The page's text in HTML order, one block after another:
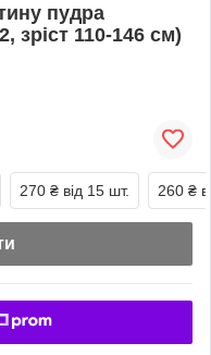
пудра
зріст 110-146 см)
270 ₴ від 15 шт. 260 ₴